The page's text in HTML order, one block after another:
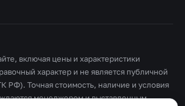
включая цены и характеристики
характер и не является публичной
РФ). Точная стоимость, наличие и условия
менеджером и выставленным